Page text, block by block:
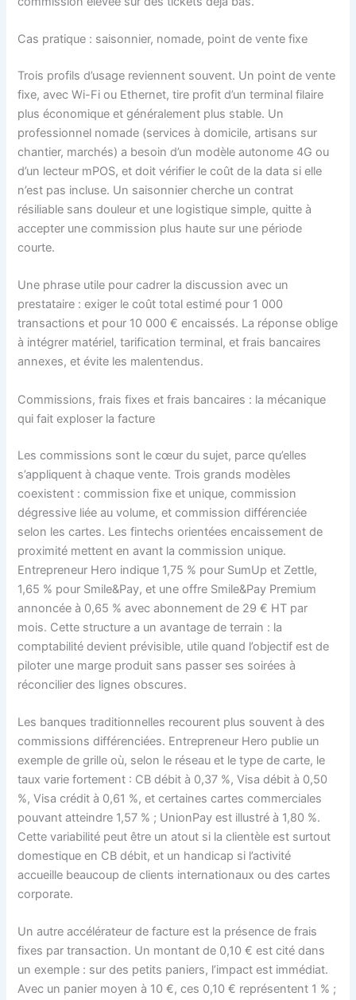
Cas pratique : saisonnier, nomade, point de vente fixe
Trois profils d’usage reviennent souvent. Un point de vente
fixe, avec Wi-Fi ou Ethernet, tire profit d’un terminal filaire
plus économique et généralement plus stable. Un
professionnel nomade (services à domicile, artisans sur
chantier, marchés) a besoin d’un modèle autonome 4G ou
d’un lecteur mPOS, et doit vérifier le coût de la data si elle
n’est pas incluse. Un saisonnier cherche un contrat
résiliable sans douleur et une logistique simple, quitte à
accepter une commission plus haute sur une période
courte.
Une phrase utile pour cadrer la discussion avec un
prestataire : exiger le coût total estimé pour 1 000
transactions et pour 10 000 € encaissés. La réponse oblige
à intégrer matériel, tarification terminal, et frais bancaires
annexes, et évite les malentendus.
Commissions, frais fixes et frais bancaires : la mécanique
qui fait exploser la facture
Les commissions sont le cœur du sujet, parce qu’elles
s’appliquent à chaque vente. Trois grands modèles
coexistent : commission fixe et unique, commission
dégressive liée au volume, et commission différenciée
selon les cartes. Les fintechs orientées encaissement de
proximité mettent en avant la commission unique.
Entrepreneur Hero indique 1,75 % pour SumUp et Zettle,
1,65 % pour Smile&Pay, et une offre Smile&Pay Premium
annoncée à 0,65 % avec abonnement de 29 € HT par
mois. Cette structure a un avantage de terrain : la
comptabilité devient prévisible, utile quand l’objectif est de
piloter une marge produit sans passer ses soirées à
réconcilier des lignes obscures.
Les banques traditionnelles recourent plus souvent à des
commissions différenciées. Entrepreneur Hero publie un
exemple de grille où, selon le réseau et le type de carte, le
taux varie fortement : CB débit à 0,37 %, Visa débit à 0,50
%, Visa crédit à 0,61 %, et certaines cartes commerciales
pouvant atteindre 1,57 % ; UnionPay est illustré à 1,80 %.
Cette variabilité peut être un atout si la clientèle est surtout
domestique en CB débit, et un handicap si l’activité
accueille beaucoup de clients internationaux ou des cartes
corporate.
Un autre accélérateur de facture est la présence de frais
fixes par transaction. Un montant de 0,10 € est cité dans
un exemple : sur des petits paniers, l’impact est immédiat.
Avec un panier moyen à 10 €, ces 0,10 € représentent 1 % ;